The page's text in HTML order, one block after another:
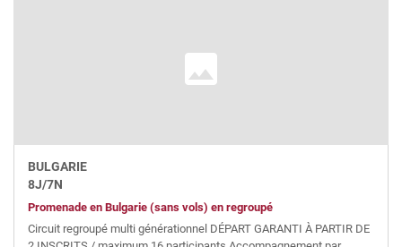
BULGARIE
8J/7N
Promenade en Bulgarie (sans vols) en regroupé
Circuit regroupé multi générationnel DÉPART GARANTI À PARTIR DE